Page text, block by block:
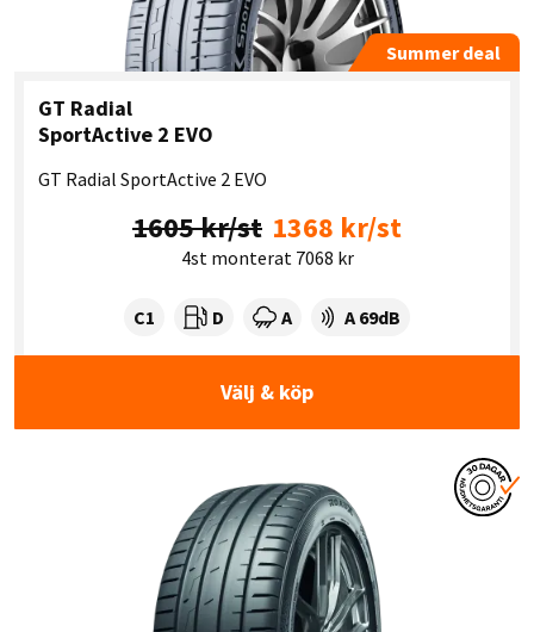
Summer deal
GT Radial
SportActive 2 EVO
GT Radial SportActive 2 EVO
1605 kr/st 1368 kr/st
4st monterat 7068 kr
Tyre class:
C1 Rullmotstånd:
D Våtgrepp:
A Ljudnivå dB:
A 69dB
Välj & köp